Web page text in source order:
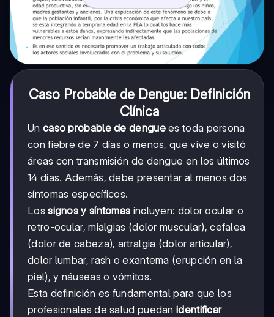
Caso Probable de Dengue: Definición
Clínica
Un caso probable de denguees toda persona
con fiebre de 7 días o menos, que vive o visitó
áreas con transmisión de dengue en los últimos
14 días. Además, debe presentar al menos dos
síntomas específicos.
Lossignos y síntomas incluyen: dolor ocular o
retro-ocular, mialgias (dolor muscular), cefalea
(dolor de cabeza), artralgia (dolor articular),
dolor lumbar, rash o exantema (erupción en la
piel), y náuseas o vómitos.
Esta definición es fundamental para que los
profesionales de salud puedanidentificar